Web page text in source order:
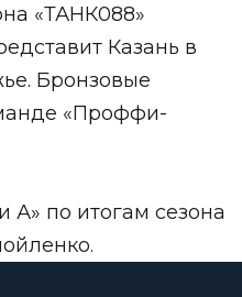
«ТАНК088»
Казань в
Бронзовые
«Проффи-
по итогам сезона